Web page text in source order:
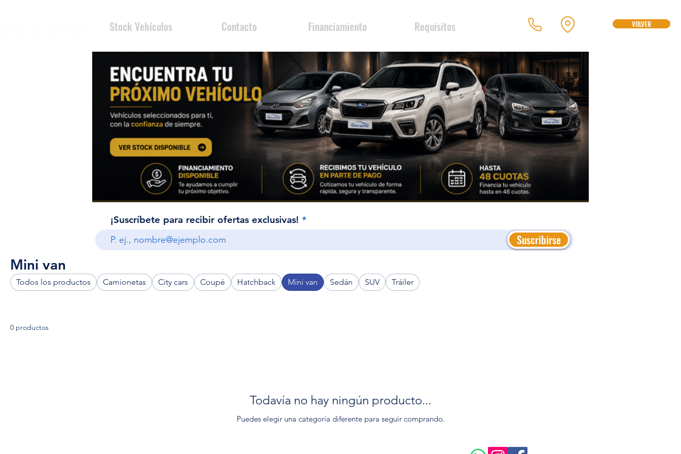
Stock Vehículos Contacto Financiamiento Requisitos VOLVER
¡Suscríbete para recibir ofertas exclusivas!
Suscribirse
Mini van
Todos los productos Camionetas City cars Coupé Hatchback Mini van Sedán SUV Tráiler
0 productos
Todavía no hay ningún producto...
Puedes elegir una categoría diferente para seguir comprando.